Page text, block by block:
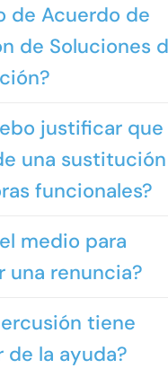
de Acuerdo de
de Soluciones
justificar que
una sustitución
funcionales?
medio para
una renuncia?
tiene
de la ayuda?